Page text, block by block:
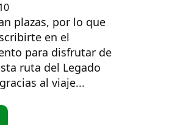
plazas, por lo que
en el
para disfrutar de
ruta del Legado
al viaje...